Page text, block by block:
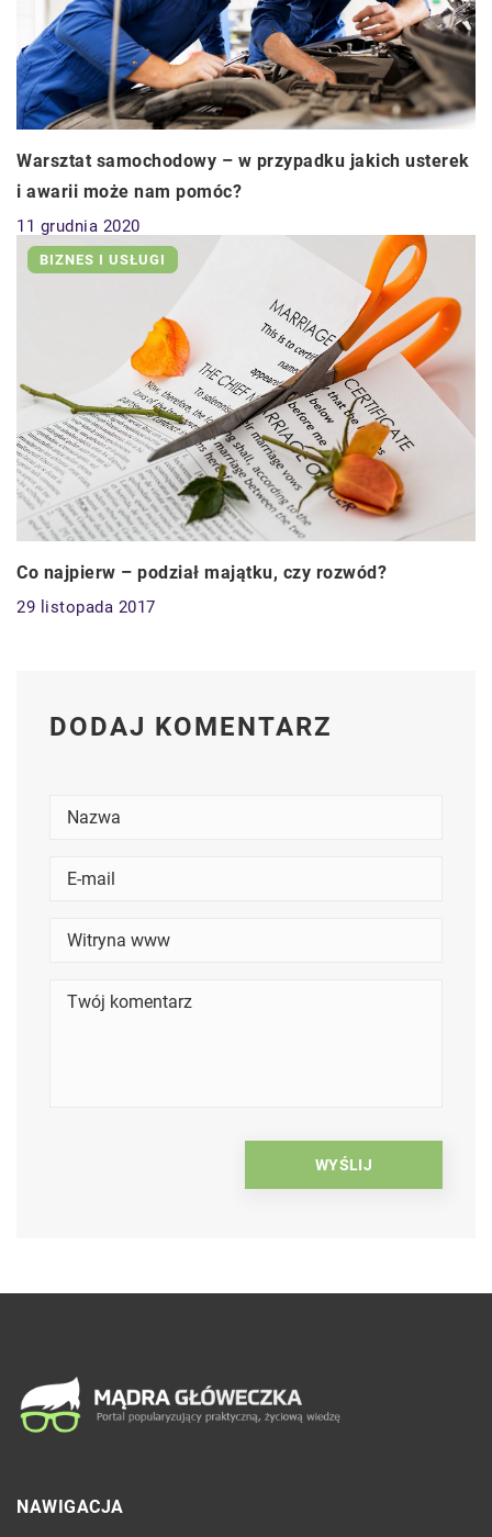
Warsztat samochodowy – w przypadku jakich usterek
i awarii może nam pomóc?
11 grudnia 2020
BIZNES I USŁUGI
Co najpierw – podział majątku, czy rozwód?
29 listopada 2017
DODAJ KOMENTARZ
NAWIGACJA